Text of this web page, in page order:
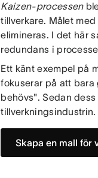
Kaizen-processen
tillverkare. Målet med
elimineras. I det här
redundans i
Ett känt exempel på
fokuserar på att bara
behövs". Sedan
tillverkningsindustrin.
Skapa en mall för